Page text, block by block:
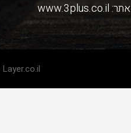
אתר:www.3plus.co.il
Layer.co.il